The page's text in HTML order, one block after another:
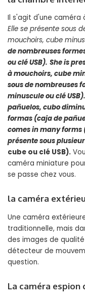
Il s'agit d'une caméra
Elle se présente sous
mouchoirs, cube
de nombreuses
ou clé USB). She is
à mouchoirs, cube
sous de nombreuses
minuscule ou clé USB).
pañuelos, cubo
formas (caja de
comes in many forms
présente sous
cube ou clé USB).
caméra miniature
se passe chez vous.
la caméra
Une caméra
traditionnelle, mais
des images de
détecteur de
question.
La caméra espion